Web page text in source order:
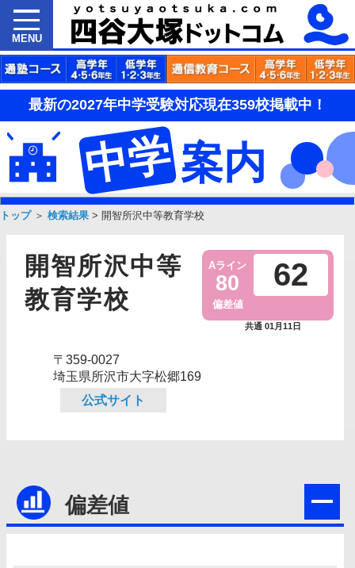
MENU
最新の2027年中学受験対応現在359校掲載中！
中学案内
トップ＞ 検索結果 > 開智所沢中等教育学校
開智所沢中等
教育学校
Aライン
80
偏差値
62
共通 01月11日
〒359-0027
埼玉県所沢市大字松郷169
公式サイト
偏差値